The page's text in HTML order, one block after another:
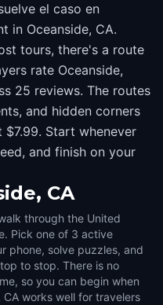
el caso en
in Oceanside, CA.
tours, there's a route
rate Oceanside,
25 reviews. The routes
and hidden corners
Start whenever
and finish on your
CA
through the United
Pick one of 3 active
phone, solve puzzles, and
to stop. There is no
so you can begin when
works well for travelers